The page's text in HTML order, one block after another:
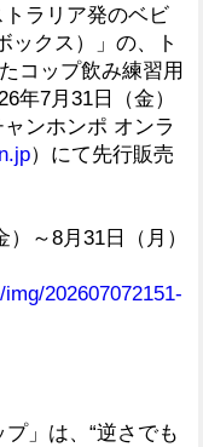
ラリア発のベビ
ックス）」の、ト
コップ飲み練習用
年7月31日（金）
ンホンポ オンラ
）にて先行販売
～8月31日（月）
202607072151-
」は、“逆さでも